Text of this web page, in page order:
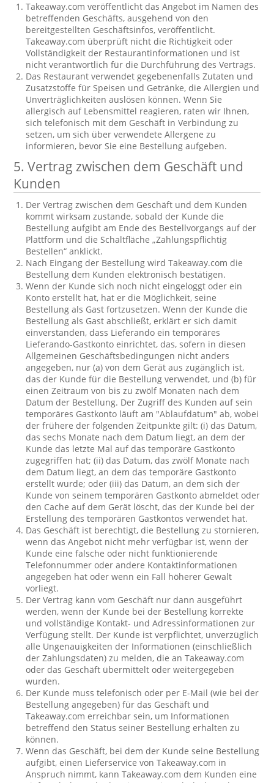
Takeaway.com veröffentlicht das Angebot im Namen des
betreffenden Geschäfts, ausgehend von den
bereitgestellten Geschäftsinfos, veröffentlicht.
Takeaway.com überprüft nicht die Richtigkeit oder
Vollständigkeit der Restaurantinformationen und ist
nicht verantwortlich für die Durchführung des Vertrags.
Das Restaurant verwendet gegebenenfalls Zutaten und
Zusatzstoffe für Speisen und Getränke, die Allergien und
Unverträglichkeiten auslösen können. Wenn Sie
allergisch auf Lebensmittel reagieren, raten wir Ihnen,
sich telefonisch mit dem Geschäft in Verbindung zu
setzen, um sich über verwendete Allergene zu
informieren, bevor Sie eine Bestellung aufgeben.
5. Vertrag zwischen dem Geschäft und
Kunden
Der Vertrag zwischen dem Geschäft und dem Kunden
kommt wirksam zustande, sobald der Kunde die
Bestellung aufgibt am Ende des Bestellvorgangs auf der
Plattform und die Schaltfläche „Zahlungspflichtig
Bestellen“ anklickt.
Nach Eingang der Bestellung wird Takeaway.com die
Bestellung dem Kunden elektronisch bestätigen.
Wenn der Kunde sich noch nicht eingeloggt oder ein
Konto erstellt hat, hat er die Möglichkeit, seine
Bestellung als Gast fortzusetzen. Wenn der Kunde die
Bestellung als Gast abschließt, erklärt er sich damit
einverstanden, dass Lieferando ein temporäres
Lieferando-Gastkonto einrichtet, das, sofern in diesen
Allgemeinen Geschäftsbedingungen nicht anders
angegeben, nur (a) von dem Gerät aus zugänglich ist,
das der Kunde für die Bestellung verwendet, und (b) für
einen Zeitraum von bis zu zwölf Monaten nach dem
Datum der Bestellung. Der Zugriff des Kunden auf sein
temporäres Gastkonto läuft am "Ablaufdatum" ab, wobei
der frühere der folgenden Zeitpunkte gilt: (i) das Datum,
das sechs Monate nach dem Datum liegt, an dem der
Kunde das letzte Mal auf das temporäre Gastkonto
zugegriffen hat; (ii) das Datum, das zwölf Monate nach
dem Datum liegt, an dem das temporäre Gastkonto
erstellt wurde; oder (iii) das Datum, an dem sich der
Kunde von seinem temporären Gastkonto abmeldet oder
den Cache auf dem Gerät löscht, das der Kunde bei der
Erstellung des temporären Gastkontos verwendet hat.
Das Geschäft ist berechtigt, die Bestellung zu stornieren,
wenn das Angebot nicht mehr verfügbar ist, wenn der
Kunde eine falsche oder nicht funktionierende
Telefonnummer oder andere Kontaktinformationen
angegeben hat oder wenn ein Fall höherer Gewalt
vorliegt.
Der Vertrag kann vom Geschäft nur dann ausgeführt
werden, wenn der Kunde bei der Bestellung korrekte
und vollständige Kontakt- und Adressinformationen zur
Verfügung stellt. Der Kunde ist verpflichtet, unverzüglich
alle Ungenauigkeiten der Informationen (einschließlich
der Zahlungsdaten) zu melden, die an Takeaway.com
oder das Geschäft übermittelt oder weitergegeben
wurden.
Der Kunde muss telefonisch oder per E-Mail (wie bei der
Bestellung angegeben) für das Geschäft und
Takeaway.com erreichbar sein, um Informationen
betreffend den Status seiner Bestellung erhalten zu
können.
Wenn das Geschäft, bei dem der Kunde seine Bestellung
aufgibt, einen Lieferservice von Takeaway.com in
Anspruch nimmt, kann Takeaway.com dem Kunden eine